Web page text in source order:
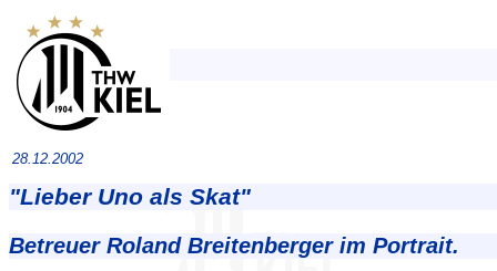
28.12.2002
"Lieber Uno als Skat"
Betreuer Roland Breitenberger im Portrait.